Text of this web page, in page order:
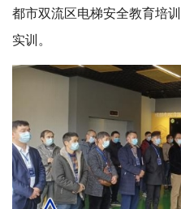
都市双流区电梯安全教育培
实训。